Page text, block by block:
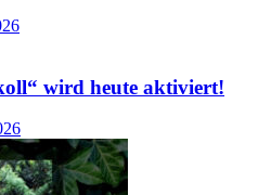
wird heute aktiviert!